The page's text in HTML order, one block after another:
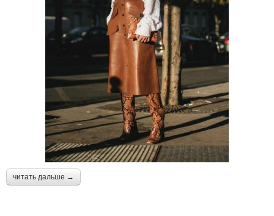
читать дальше →